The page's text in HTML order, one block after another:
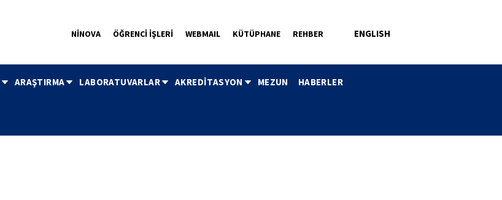
ENGLISH
NİNOVA ÖĞRENCİ İŞLERİ WEBMAIL KÜTÜPHANE REHBER
ARAŞTIRMA LABORATUVARLAR AKREDİTASYON MEZUN HABERLER